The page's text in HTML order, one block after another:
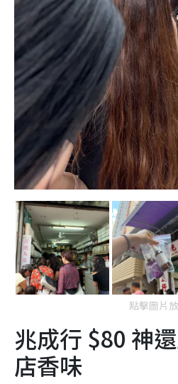
點擊圖片
兆成行 $80 神
店香味